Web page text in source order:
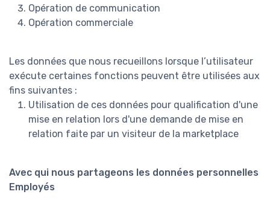
Opération de communication
Opération commerciale
Les données que nous recueillons lorsque l’utilisateur
exécute certaines fonctions peuvent être utilisées aux
fins suivantes :
Utilisation de ces données pour qualification d'une
mise en relation lors d'une demande de mise en
relation faite par un visiteur de la marketplace
Avec qui nous partageons les données personnelles
Employés